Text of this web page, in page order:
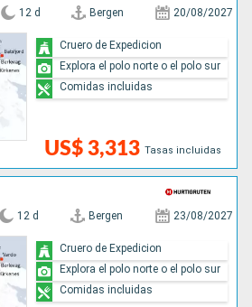
12 d Bergen 20/08/2027
US$ 3,313 Tasas incluidas
Cruero de Expedicion
Explora el polo norte o el polo sur
Comidas incluidas
12 d Bergen 23/08/2027
Cruero de Expedicion
Explora el polo norte o el polo sur
Comidas incluidas